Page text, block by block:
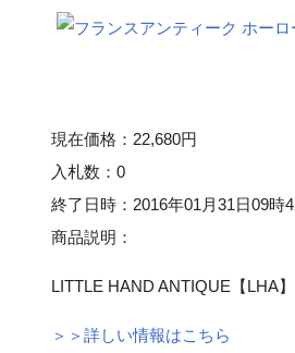
現在価格：22,680円
入札数：0
終了日時：2016年01月31日09時
商品説明：
LITTLE HAND ANTIQUE【LHA】
＞＞詳しい情報はこちら